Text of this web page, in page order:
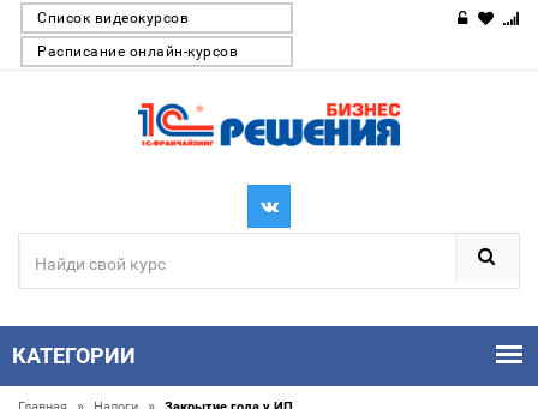
Список видеокурсов
Расписание онлайн-курсов
КАТЕГОРИИ